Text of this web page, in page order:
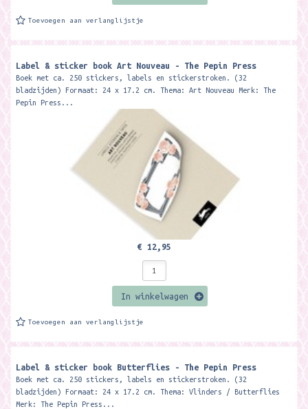
Toevoegen aan verlanglijstje
Label & sticker book Art Nouveau - The Pepin Press
Boek met ca. 250 stickers, labels en stickerstroken. (32
bladzijden) Formaat: 24 x 17.2 cm. Thema: Art Nouveau Merk: The
Pepin Press...
€ 12,95
In winkelwagen
Toevoegen aan verlanglijstje
Label & sticker book Butterflies - The Pepin Press
Boek met ca. 250 stickers, labels en stickerstroken. (32
bladzijden) Formaat: 24 x 17.2 cm. Thema: Vlinders / Butterflies
Merk: The Pepin Press...